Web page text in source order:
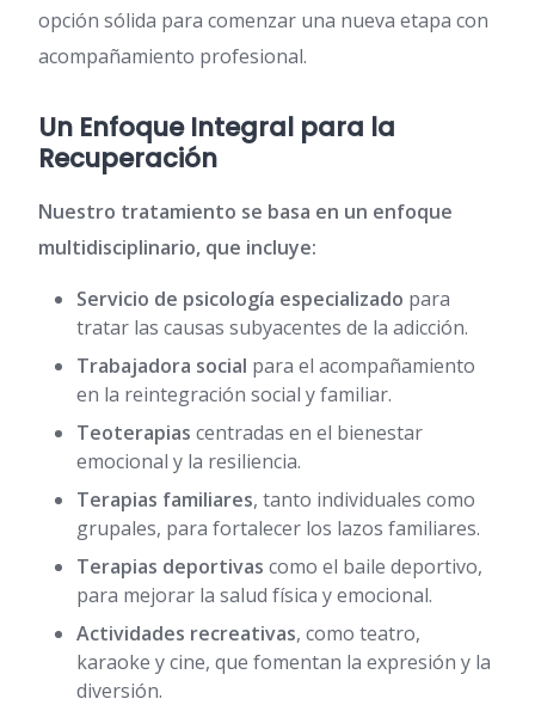
opción sólida para comenzar una nueva etapa con
acompañamiento profesional.
Un Enfoque Integral para la
Recuperación
Nuestro tratamiento se basa en un enfoque
multidisciplinario, que incluye:
Servicio de psicología especializado para
tratar las causas subyacentes de la adicción.
Trabajadora social para el acompañamiento
en la reintegración social y familiar.
Teoterapias centradas en el bienestar
emocional y la resiliencia.
Terapias familiares, tanto individuales como
grupales, para fortalecer los lazos familiares.
Terapias deportivas como el baile deportivo,
para mejorar la salud física y emocional.
Actividades recreativas, como teatro,
karaoke y cine, que fomentan la expresión y la
diversión.